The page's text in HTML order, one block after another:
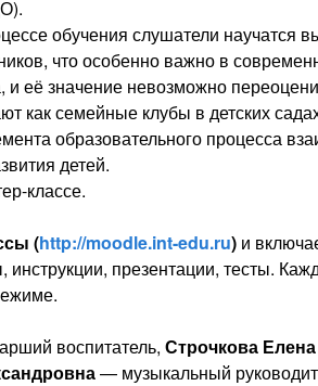
обучения слушатели научатся
что особенно важно в
её значение невозможно
как семейные клубы в детских
образовательного процесса
детей.
классе.
(http://moodle.int-edu.ru) и
презентации, тесты.
воспитатель, Строчкова Елена
— музыкальный